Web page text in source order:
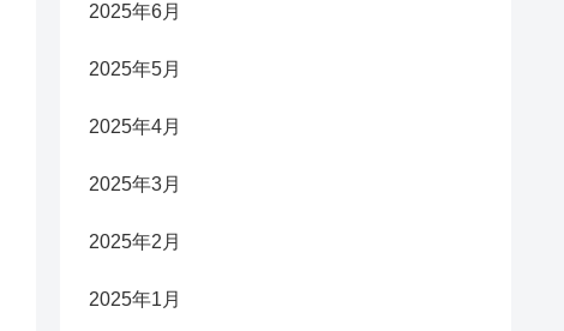
2025年6月
2025年5月
2025年4月
2025年3月
2025年2月
2025年1月